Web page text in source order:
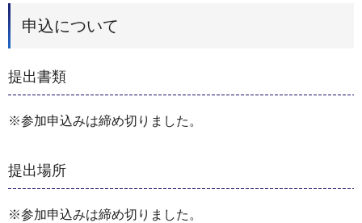
申込について
提出書類
※参加申込みは締め切りました。
提出場所
※参加申込みは締め切りました。